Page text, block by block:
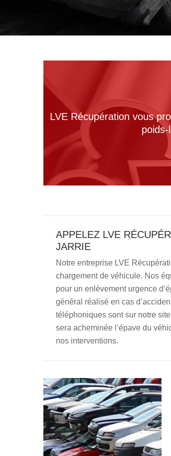
LVE Récupération vous
APPELEZ LVE
JARRIE
Notre entreprise LVE
chargement de véhicule. Nos
pour un enlèvement urgence
général réalisé en cas
téléphoniques sont sur notre
sera acheminée l’épave du
nos interventions.